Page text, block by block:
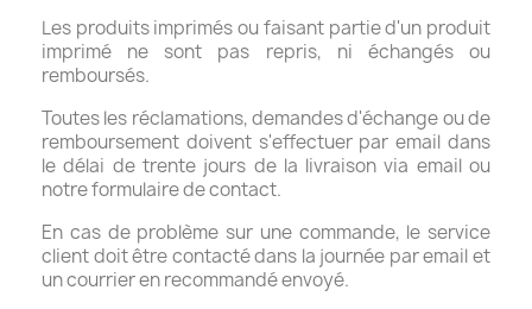
Les produits imprimés ou faisant partie d'un produit
imprimé ne sont pas repris, ni échangés ou
remboursés.
Toutes les réclamations, demandes d'échange ou de
remboursement doivent s'effectuer par email dans
le délai de trente jours de la livraison via email ou
notre formulaire de contact.
En cas de problème sur une commande, le service
client doit être contacté dans la journée par email et
un courrier en recommandé envoyé.